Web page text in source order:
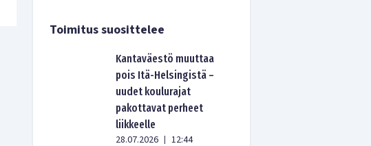
Toimitus suosittelee
Kantaväestö muuttaa
pois Itä-Helsingistä –
uudet koulurajat
pakottavat perheet
liikkeelle
28.07.2026 | 12:44